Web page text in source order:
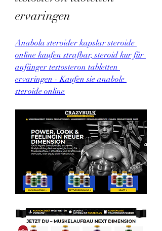
ervaringen
Anabola steroider kapslar steroide
online kaufen strafbar, steroid kur für
anfänger testosteron tabletten
ervaringen - Kaufen sie anabole
steroide online